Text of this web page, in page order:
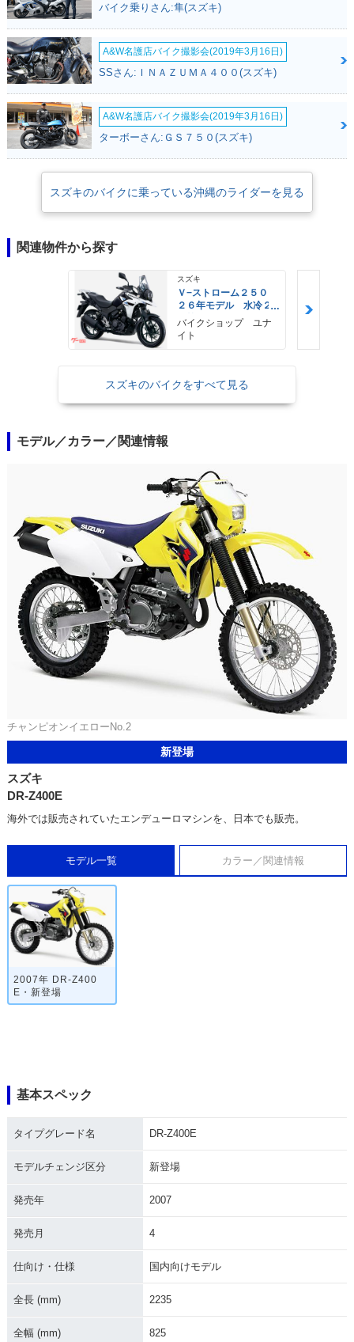
バイク乗りさん:隼(スズキ)
A&W名護店バイク撮影会(2019年3月16日)
SSさん:ＩＮＡＺＵＭＡ４００(スズキ)
A&W名護店バイク撮影会(2019年3月16日)
ターボーさん:ＧＳ７５０(スズキ)
スズキのバイクに乗っている沖縄のライダーを見る
関連物件から探す
スズキ
Ｖ−ストローム２５０
２６年モデル 水冷２
気筒エンジン ＬＥＤ
ヘッドライト標準装備
バイクショップ ユナ
イト
スズキのバイクをすべて見る
モデル／カラー／関連情報
チャンピオンイエローNo.2
新登場
スズキ
DR-Z400E
海外では販売されていたエンデューロマシンを、日本でも販売。
モデル一覧 カラー／関連情報
2007年 DR-Z400
E・新登場
基本スペック
タイプグレード名 DR-Z400E
モデルチェンジ区分 新登場
発売年 2007
発売月 4
仕向け・仕様 国内向けモデル
全長 (mm) 2235
全幅 (mm) 825